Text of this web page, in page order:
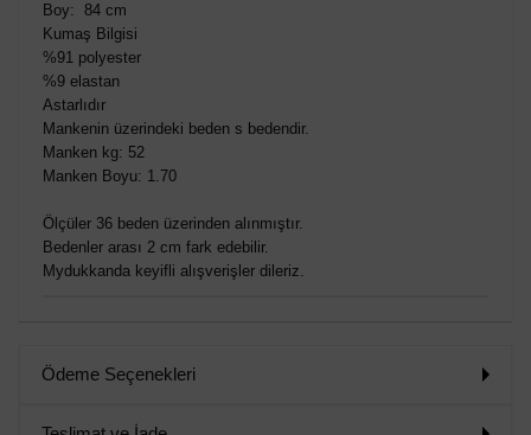
Boy: 84 cm
Kumaş Bilgisi
%91 polyester
%9 elastan
Astarlıdır
Mankenin üzerindeki beden s bedendir.
Manken kg: 52
Manken Boyu: 1.70
Ölçüler 36 beden üzerinden alınmıştır.
Bedenler arası 2 cm fark edebilir.
Mydukkanda keyifli alışverişler dileriz.
Ödeme Seçenekleri